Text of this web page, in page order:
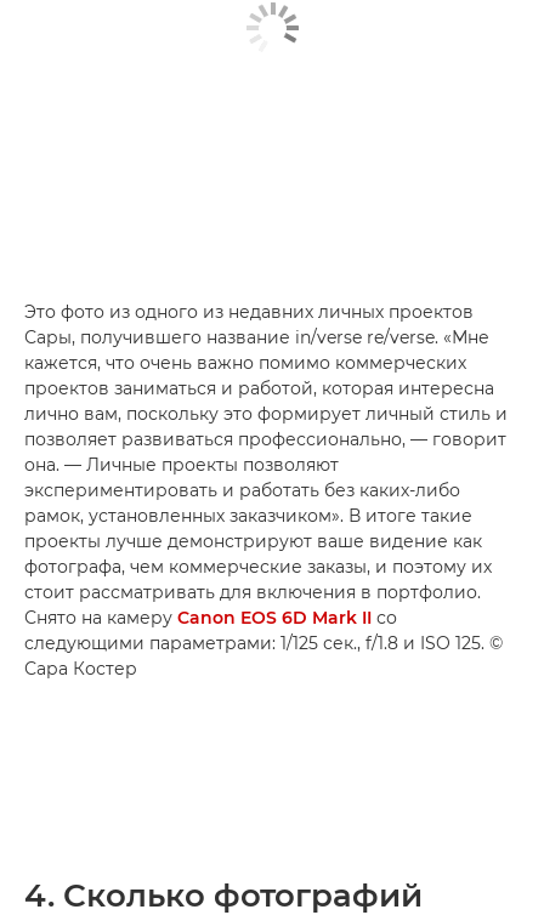
Это фото из одного из недавних личных проектов
Сары, получившего название in/verse re/verse. «Мне
кажется, что очень важно помимо коммерческих
проектов заниматься и работой, которая интересна
лично вам, поскольку это формирует личный стиль и
позволяет развиваться профессионально, — говорит
она. — Личные проекты позволяют
экспериментировать и работать без каких-либо
рамок, установленных заказчиком». В итоге такие
проекты лучше демонстрируют ваше видение как
фотографа, чем коммерческие заказы, и поэтому их
стоит рассматривать для включения в портфолио.
Снято на камеру Canon EOS 6D Mark II со
следующими параметрами: 1/125 сек., f/1.8 и ISO 125. ©
Сара Костер
4. Сколько фотографий